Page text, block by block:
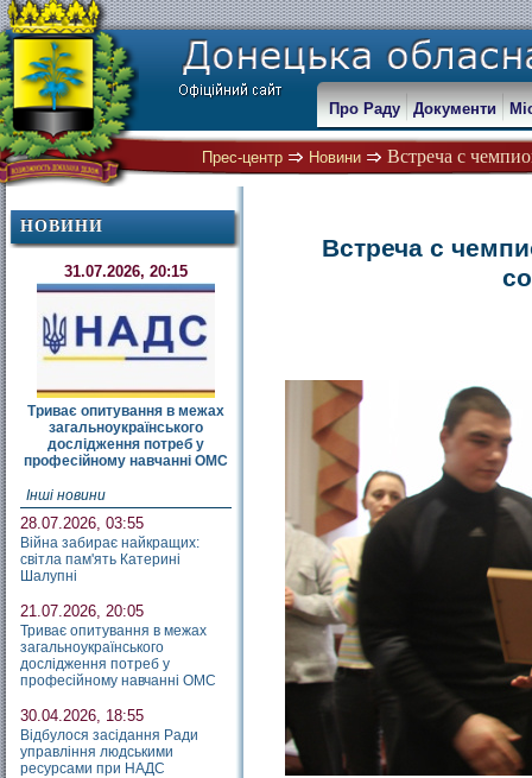
Прес-центр Новини Встреча с
Про Раду Документи
НОВИНИ
31.07.2026, 20:15
Триває опитування в межах
загальноукраїнського
дослідження потреб у
професійному навчанні ОМС
Інші новини
28.07.2026, 03:55
Війна забирає найкращих:
світла пам'ять Катерині
Шалупні
21.07.2026, 20:05
Триває опитування в межах
загальноукраїнського
дослідження потреб у
професійному навчанні ОМС
30.04.2026, 18:55
Відбулося засідання Ради
управління людськими
ресурсами при НАДС
Встреча с